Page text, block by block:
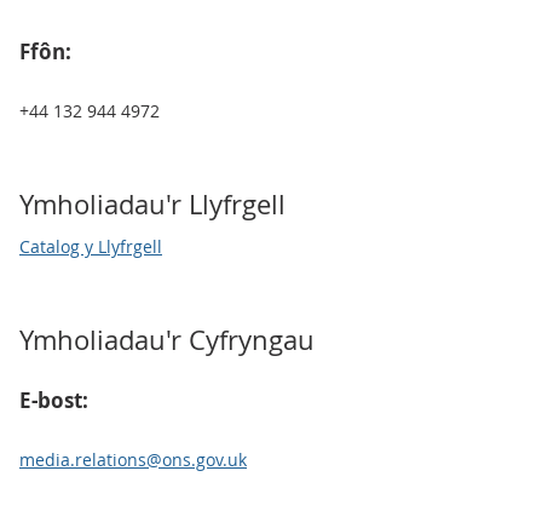
Ffôn:
+44 132 944 4972
Ymholiadau'r Llyfrgell
Catalog y Llyfrgell
Ymholiadau'r Cyfryngau
E-bost:
media.relations@ons.gov.uk